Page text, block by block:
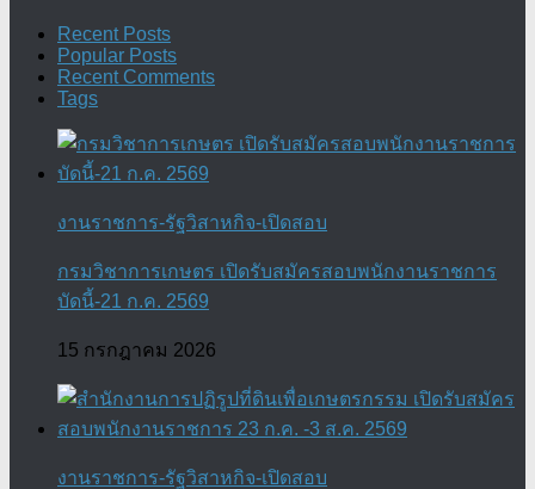
Recent Posts
Popular Posts
Recent Comments
Tags
งานราชการ-รัฐวิสาหกิจ-เปิดสอบ
กรมวิชาการเกษตร เปิดรับสมัครสอบพนักงานราชการ
บัดนี้-21 ก.ค. 2569
15 กรกฎาคม 2026
งานราชการ-รัฐวิสาหกิจ-เปิดสอบ